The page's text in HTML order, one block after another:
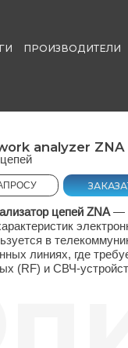
СКЛАД
ЗАКАЗАТЬ
ZNA
— это
где требуется
устройств.
ZNA